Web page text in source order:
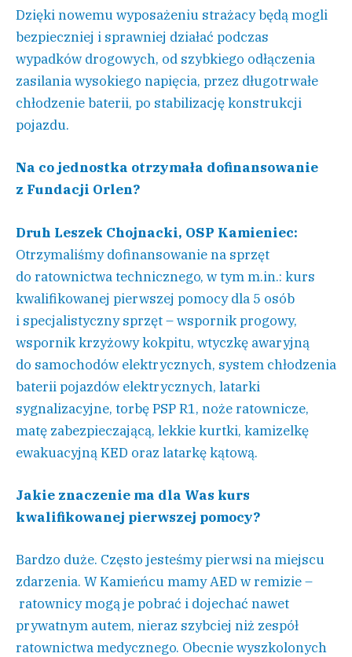
Dzięki nowemu wyposażeniu strażacy będą mogli
bezpieczniej i sprawniej działać podczas
wypadków drogowych, od szybkiego odłączenia
zasilania wysokiego napięcia, przez długotrwałe
chłodzenie baterii, po stabilizację konstrukcji
pojazdu.
Na co jednostka otrzymała dofinansowanie
z Fundacji Orlen?
Druh Leszek Chojnacki, OSP Kamieniec:
Otrzymaliśmy dofinansowanie na sprzęt
do ratownictwa technicznego, w tym m.in.: kurs
kwalifikowanej pierwszej pomocy dla 5 osób
i specjalistyczny sprzęt – wspornik progowy,
wspornik krzyżowy kokpitu, wtyczkę awaryjną
do samochodów elektrycznych, system chłodzenia
baterii pojazdów elektrycznych, latarki
sygnalizacyjne, torbę PSP R1, noże ratownicze,
matę zabezpieczającą, lekkie kurtki, kamizelkę
ewakuacyjną KED oraz latarkę kątową.
Jakie znaczenie ma dla Was kurs
kwalifikowanej pierwszej pomocy?
Bardzo duże. Często jesteśmy pierwsi na miejscu
zdarzenia. W Kamieńcu mamy AED w remizie –
ratownicy mogą je pobrać i dojechać nawet
prywatnym autem, nieraz szybciej niż zespół
ratownictwa medycznego. Obecnie wyszkolonych